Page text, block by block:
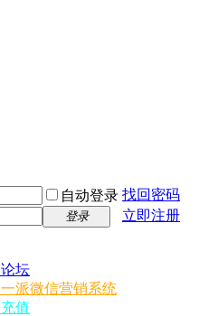
自动登录 找回密码
登录
立即注册
坛
派微信营销系统
值